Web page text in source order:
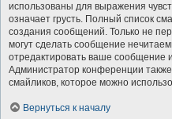
использованы для выражения
означает грусть. Полный список
создания сообщений. Только не
могут сделать сообщение
отредактировать ваше сообщение
Администратор конференции
смайликов, которое можно
Вернуться к началу